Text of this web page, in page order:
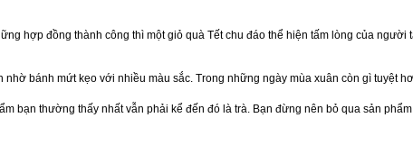
hợp đồng thành công thì một giỏ quà Tết chu đáo thể hiện tấm lòng của
nhờ bánh mứt kẹo với nhiều màu sắc. Trong những ngày mùa xuân còn gì tuyệt
bạn thường thấy nhất vẫn phải kể đến đó là trà. Bạn đừng nên bỏ qua sản